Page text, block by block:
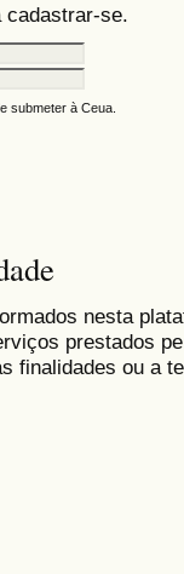
cadastrar-se.
submeter à Ceua.
nesta
prestados
finalidades ou a